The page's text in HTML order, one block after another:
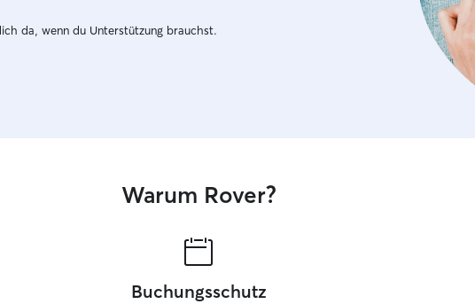
da, wenn du Unterstützung brauchst.
Warum Rover?
Buchungsschutz